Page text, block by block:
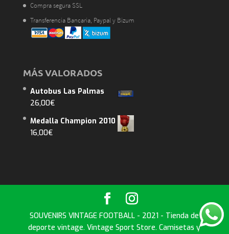
Compra segura SSL
Transferencia Bancaria, Paypal y Bizum
MÁS VALORADOS
Autobus Las Palmas
26,00€
Medalla Champion 2010
16,00€
SOUVENIRS VINTAGE FOOTBALL - 2021 - Tienda de
deporte vintage. Vintage Sport Store. Camisetas y